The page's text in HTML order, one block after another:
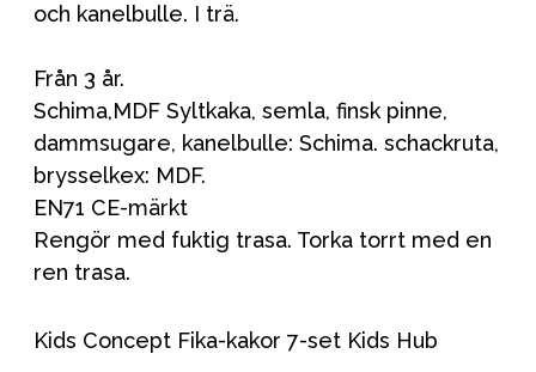
och kanelbulle. I trä.
Från 3 år.
Schima,MDF Syltkaka, semla, finsk pinne,
dammsugare, kanelbulle: Schima. schackruta,
brysselkex: MDF.
EN71 CE-märkt
Rengör med fuktig trasa. Torka torrt med en
ren trasa.
Kids Concept Fika-kakor 7-set Kids Hub